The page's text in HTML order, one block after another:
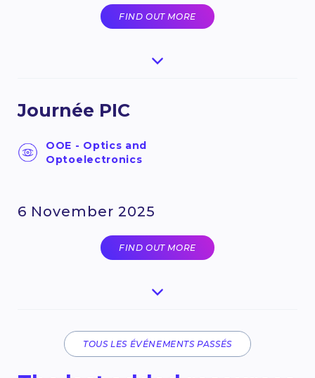
FIND OUT MORE
6 November 2025
Journée PIC
OOE - Optics and
Optoelectronics
FIND OUT MORE
TOUS LES ÉVÉNEMENTS PASSÉS